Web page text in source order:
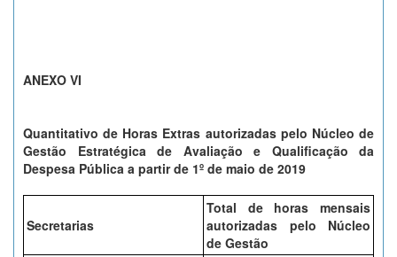
ANEXO VI
Quantitativo de Horas Extras autorizadas pelo Núcleo de
Gestão Estratégica de Avaliação e Qualificação da
Despesa Pública a partir de 1º de maio de 2019
Secretarias
Total de horas mensais
autorizadas pelo Núcleo
de Gestão